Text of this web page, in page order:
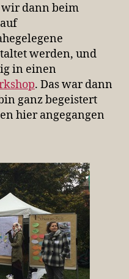
wir dann beim
werden, und
in einen
. Das war dann
ganz begeistert
hier angegangen